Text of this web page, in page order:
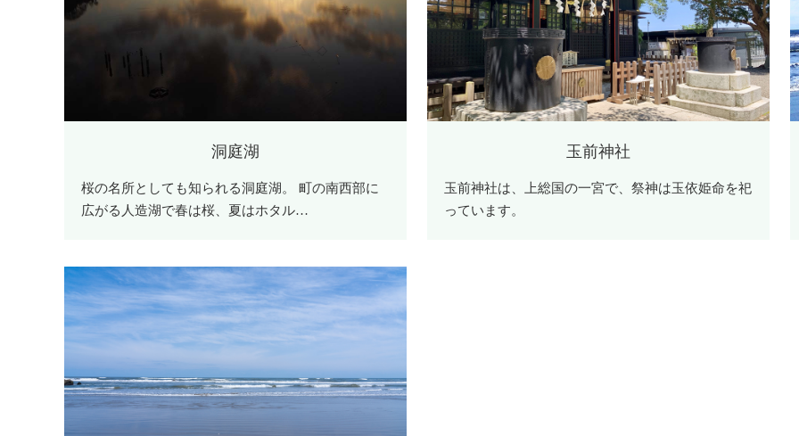
洞庭湖
桜の名所としても知られる洞庭湖。 町の南西部に
広がる人造湖で春は桜、夏はホタル…
玉前神社
玉前神社は、上総国の一宮で、祭神は玉依姫命を祀
っています。